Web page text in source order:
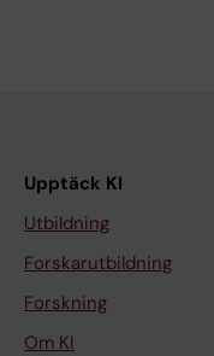
Upptäck KI
Utbildning
Forskarutbildning
Forskning
Om KI